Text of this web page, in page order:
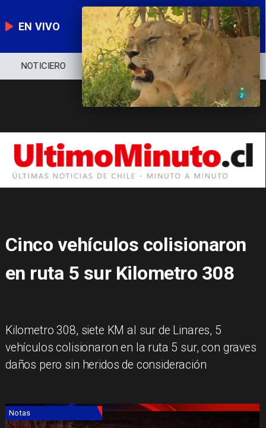
EN VIVO
NOTICIERO POLÍTICA ECONOMÍA
Cinco vehículos colisionaron
en ruta 5 sur Kilometro 308
​Kilometro 308, siete KM al sur de Linares, 5
vehículos colisionaron en la ruta 5 sur, con graves
daños pero sin heridos de consideración
Notas